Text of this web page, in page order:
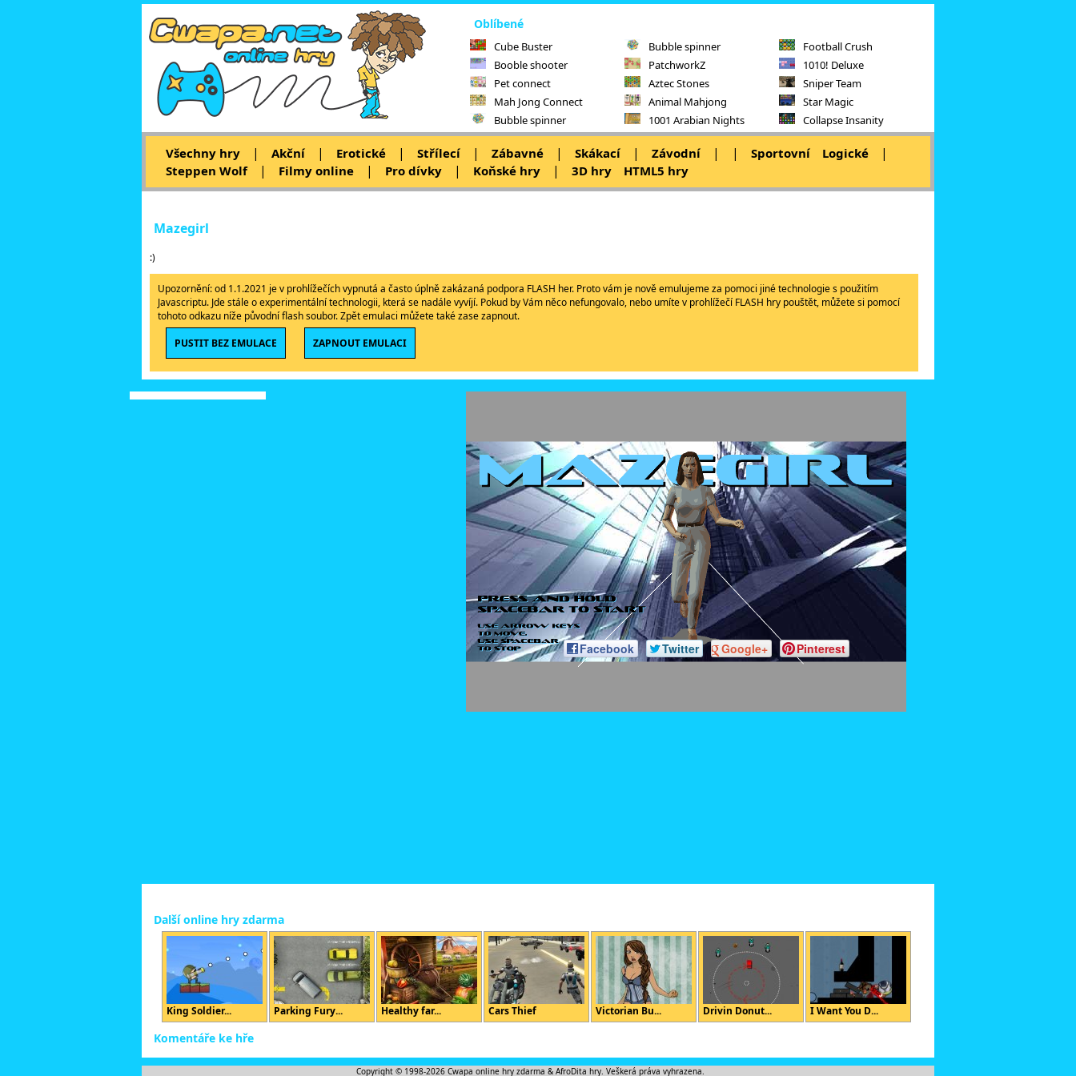
Oblíbené
Cube Buster
Booble shooter
Pet connect
Mah Jong Connect
Bubble spinner
Bubble spinner
PatchworkZ
Aztec Stones
Animal Mahjong
1001 Arabian Nights
Football Crush
1010! Deluxe
Sniper Team
Star Magic
Collapse Insanity
Všechny hry | Akční | Erotické | Střílecí | Zábavné | Skákací | Závodní | | Sportovní Logické |
Steppen Wolf | Filmy online | Pro dívky | Koňské hry | 3D hry HTML5 hry
Mazegirl
:)
Upozornění: od 1.1.2021 je v prohlížečích vypnutá a často úplně zakázaná podpora FLASH her. Proto vám je nově emulujeme za pomoci jiné technologie s použitím
Javascriptu. Jde stále o experimentální technologii, která se nadále vyvíjí. Pokud by Vám něco nefungovalo, nebo umíte v prohlížečí FLASH hry pouštět, můžete si pomocí
tohoto odkazu níže původní flash soubor. Zpět emulaci můžete také zase zapnout.
PUSTIT BEZ EMULACE
ZAPNOUT EMULACI
Facebook Twitter Google+ Pinterest
Další online hry zdarma
King Soldier... Parking Fury... Healthy far... Cars Thief Victorian Bu... Drivin Donut... I Want You D...
Komentáře ke hře
Copyright © 1998-2026 Cwapa online hry zdarma & AfroDita hry. Veškerá práva vyhrazena.